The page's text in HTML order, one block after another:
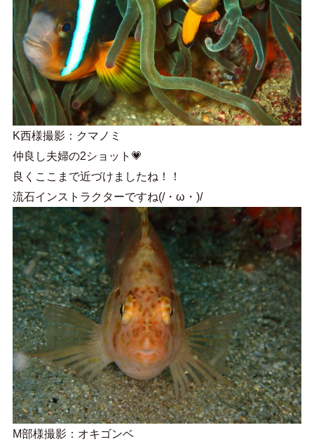
K西様撮影：クマノミ
仲良し夫婦の2ショット💗
良くここまで近づけましたね！！
流石インストラクターですね(/・ω・)/
M部様撮影：オキゴンベ